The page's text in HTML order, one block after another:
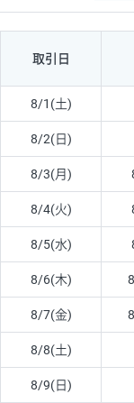
取引日
8/1(土)
8/2(日)
8/3(月)
8/4(火)
8/5(水)
8/6(木)
8/7(金)
8/8(土)
8/9(日)